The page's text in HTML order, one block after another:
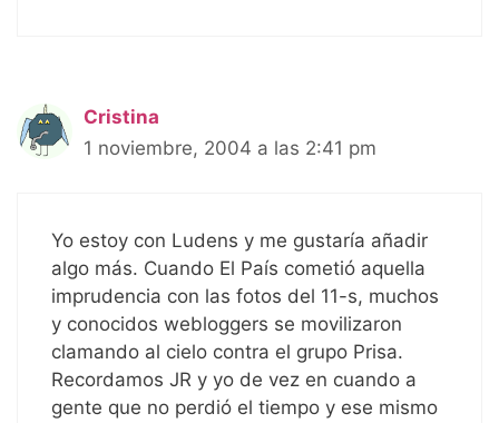
Cristina
1 noviembre, 2004 a las 2:41 pm
Yo estoy con Ludens y me gustaría añadir
algo más. Cuando El País cometió aquella
imprudencia con las fotos del 11-s, muchos
y conocidos webloggers se movilizaron
clamando al cielo contra el grupo Prisa.
Recordamos JR y yo de vez en cuando a
gente que no perdió el tiempo y ese mismo